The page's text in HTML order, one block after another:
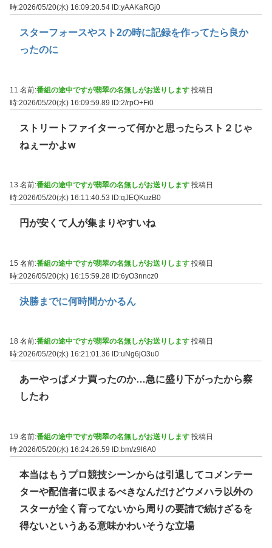
時:2026/05/20(水) 16:09:20.54 ID:yAAKaRGj0
スターフォースやスト2の時に記録を作ってたら良か
ったのに
11 名前:番組の途中ですが翡翠の名無しがお送りします 投稿日
時:2026/05/20(水) 16:09:59.89 ID:2/rpO+Fi0
ストリートファイターって何かと思ったらスト２じゃ
ねぇーかよw
13 名前:番組の途中ですが翡翠の名無しがお送りします 投稿日
時:2026/05/20(水) 16:11:40.53
ID:qJEQKuzB0
円が安くて人が集まりやすいね
15 名前:番組の途中ですが翡翠の名無しがお送りします 投稿日
時:2026/05/20(水) 16:15:59.28 ID:6yO3nncz0
決勝までに何時間かかるん
18 名前:番組の途中ですが翡翠の名無しがお送りします 投稿日
時:2026/05/20(水) 16:21:01.36
ID:uNg6jO3u0
あーやっぱメナ買ったのか…急に盛り下がったから察
したわ
19 名前:番組の途中ですが翡翠の名無しがお送りします 投稿日
時:2026/05/20(水) 16:24:26.59
ID:bm/z9l6A0
本当はもうプロ競技シーンからは引退してコメンテー
ターや配信者に収まるべきなんだけどウメハラ以外の
スターが全く育ってないから周りの要請で続けざるを
得ないというある意味かわいそうな立場